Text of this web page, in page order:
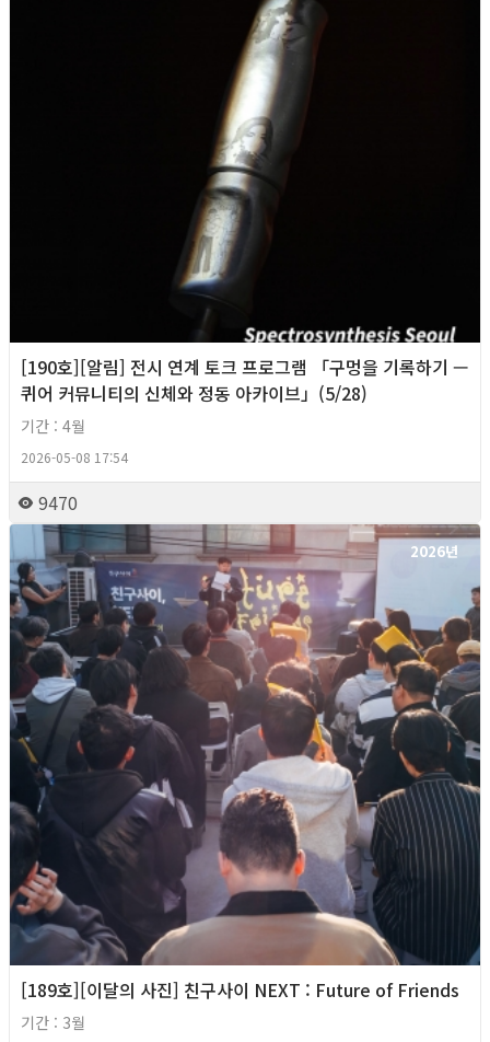
[190호][알림] 전시 연계 토크 프로그램 「구멍을 기록하기 —
퀴어 커뮤니티의 신체와 정동 아카이브」(5/28)
기간 : 4월
2026-05-08 17:54
9470
2026년
[189호][이달의 사진] 친구사이 NEXT : Future of Friends
기간 : 3월